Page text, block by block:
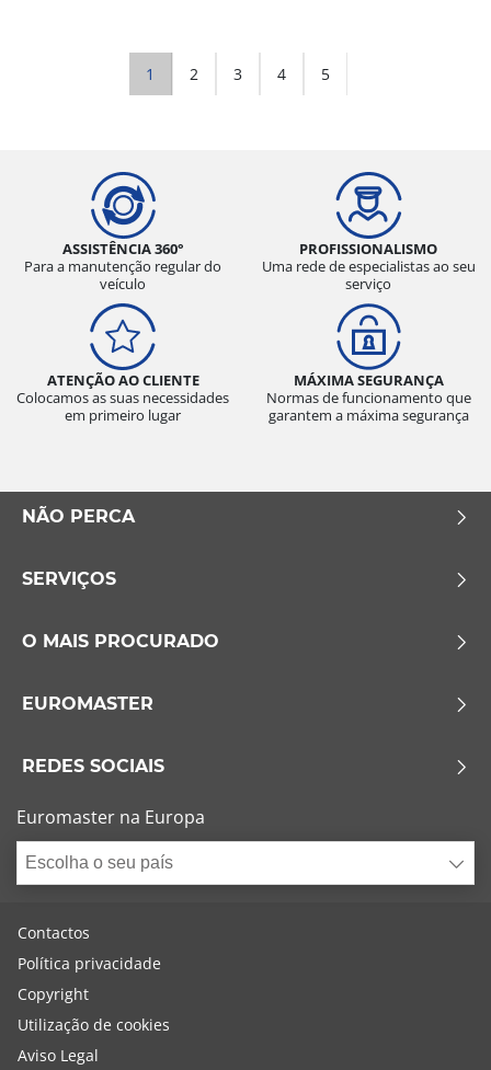
1 2 3 4 5
ASSISTÊNCIA 360°
Para a manutenção regular do
veículo
PROFISSIONALISMO
Uma rede de especialistas ao seu
serviço
ATENÇÃO AO CLIENTE
Colocamos as suas necessidades
em primeiro lugar
MÁXIMA SEGURANÇA
Normas de funcionamento que
garantem a máxima segurança
NÃO PERCA
SERVIÇOS
O MAIS PROCURADO
EUROMASTER
REDES SOCIAIS
Euromaster na Europa
Escolha o seu país
Contactos
Política privacidade
Copyright
Utilização de cookies
Aviso Legal